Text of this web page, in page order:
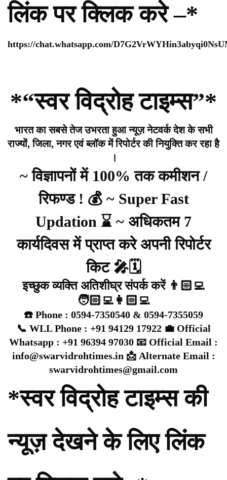
लिंक पर क्लिक करे –*
https://chat.whatsapp.com/
*“स्वर विद्रोह टाइम्स”*
भारत का सबसे तेज उभरता हुआ न्यूज़ नेटवर्क देश के सभी
राज्यों, जिला, नगर एवं ब्लॉक में रिपोर्टर की नियुक्ति कर रहा है
।
~ विज्ञापनों में 100% तक कमीशन /
रिफण्ड ! 💰 ~ Super Fast
Updation ⌛ ~ अधिकतम 7
कार्यदिवस में प्राप्त करे अपनी रिपोर्टर
किट 🎤🗓️
इच्छुक व्यक्ति अतिशीघ्र संपर्क करें 👨🏻‍💻
🧑🏻‍💻👩🏻‍💻
☎️ Phone : 0594-7350540 & 0594-7355059
📞 WLL Phone : +91 94129 17922 💼 Official
Whatsapp : +91 96394 97030 📧 Official Email :
info@swarvidrohtimes.in 📩 Alternate Email :
swarvidrohtimes@gmail.com
*स्वर विद्रोह टाइम्स की
न्यूज़ देखने के लिए लिंक